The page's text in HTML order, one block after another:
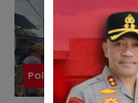
Polsek